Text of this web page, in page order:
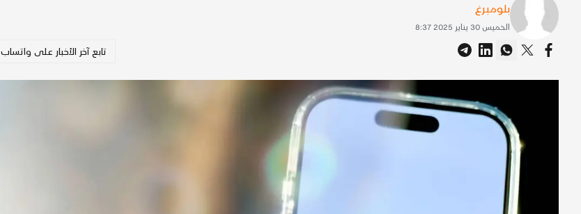
بلومبرغ
الخميس 30 يناير 2025 8:37
تابع آخر الأخبار على واتساب